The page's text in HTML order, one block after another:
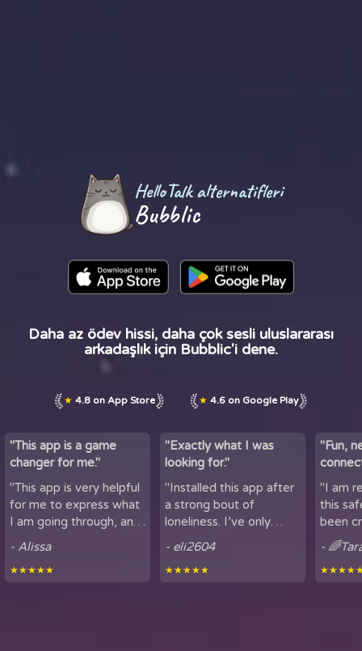
HelloTalk alternatifleri
Bubblic
Daha az ödev hissi, daha çok sesli uluslararası
arkadaşlık için Bubblic'i dene.
★ 4.8 on App Store ★ 4.6 on Google Play
"This app is a game
changer for me."
"This app is very helpful
for me to express what
I am going through, and
helpful for people who
experience loneliness,
- Alissa
★★★★★
"Exactly what I was
looking for."
"Installed this app after
a strong bout of
loneliness. I’ve only
period of time, but
being able to hear
- eli2604
★★★★★
"Fun,
lov...
"I am
this
been
here.
got to
-